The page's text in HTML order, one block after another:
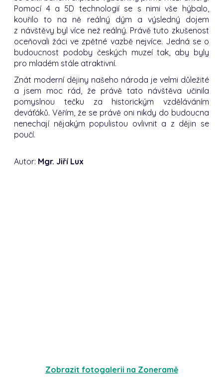
Pomocí 4 a 5D technologií se s nimi vše hýbalo,
kouřilo to na ně reálný dým a výsledný dojem
z návštěvy byl více než reálný. Právě tuto zkušenost
oceňovali žáci ve zpětné vazbě nejvíce. Jedná se o
budoucnost podoby českých muzeí tak, aby byly
pro mladém stále atraktivní.
Znát moderní dějiny našeho národa je velmi důležité
a jsem moc rád, že právě tato návštěva učinila
pomyslnou tečku za historickým vzděláváním
deváťáků. Věřím, že se právě oni nikdy do budoucna
nenechají nějakým populistou ovlivnit a z dějin se
poučí.
Autor: Mgr. Jiří Lux
Zobrazit fotogalerii na Zoneramě